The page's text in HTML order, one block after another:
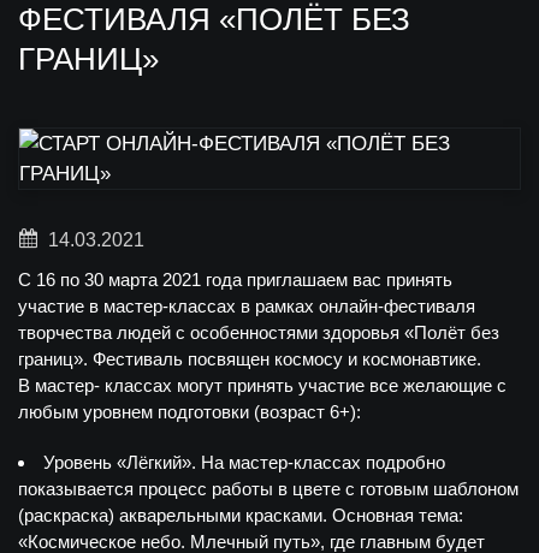
ФЕСТИВАЛЯ «ПОЛЁТ БЕЗ
ГРАНИЦ»
14.03.2021
С 16 по 30 марта 2021 года приглашаем вас принять
участие в мастер-классах в рамках онлайн-фестиваля
творчества людей с особенностями здоровья «Полёт без
границ». Фестиваль посвящен космосу и космонавтике.
В мастер- классах могут принять участие все желающие с
любым уровнем подготовки (возраст 6+):
Уровень «Лёгкий». На мастер-классах подробно
показывается процесс работы в цвете с готовым шаблоном
(раскраска) акварельными красками. Основная тема:
«Космическое небо. Млечный путь», где главным будет